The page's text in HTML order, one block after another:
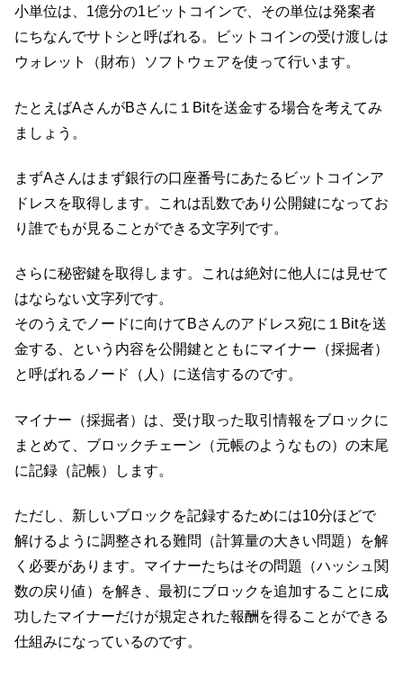
小単位は、1億分の1ビットコインで、その単位は発案者
にちなんでサトシと呼ばれる。ビットコインの受け渡しは
ウォレット（財布）ソフトウェアを使って行います。
たとえばAさんがBさんに１Bitを送金する場合を考えてみ
ましょう。
まずAさんはまず銀行の口座番号にあたるビットコインア
ドレスを取得します。これは乱数であり公開鍵になってお
り誰でもが見ることができる文字列です。
さらに秘密鍵を取得します。これは絶対に他人には見せて
はならない文字列です。
そのうえでノードに向けてBさんのアドレス宛に１Bitを送
金する、という内容を公開鍵とともにマイナー（採掘者）
と呼ばれるノード（人）に送信するのです。
マイナー（採掘者）は、受け取った取引情報をブロックに
まとめて、ブロックチェーン（元帳のようなもの）の末尾
に記録（記帳）します。
ただし、新しいブロックを記録するためには10分ほどで
解けるように調整される難問（計算量の大きい問題）を解
く必要があります。マイナーたちはその問題（ハッシュ関
数の戻り値）を解き、最初にブロックを追加することに成
功したマイナーだけが規定された報酬を得ることができる
仕組みになっているのです。